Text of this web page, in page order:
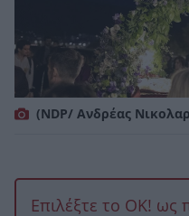
(NDP/ Ανδρέας
Επιλέξτε το OK! ως